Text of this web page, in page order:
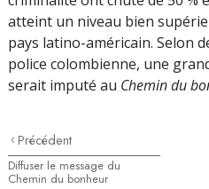
atteint un niveau bien
pays latino-américain. Selon
police colombienne, une
serait imputé au Chemin du
Précédent
Diffuser le message du
Chemin du bonheur